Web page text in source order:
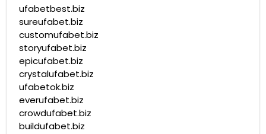
ufabetbest.biz
sureufabet.biz
customufabet.biz
storyufabet.biz
epicufabet.biz
crystalufabet.biz
ufabetok.biz
everufabet.biz
crowdufabet.biz
buildufabet.biz